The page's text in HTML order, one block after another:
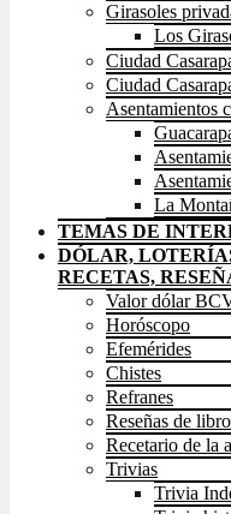
Girasoles
Los
Ciudad
Ciudad
Asentamientos
La
TEMAS DE
DÓLAR,
RECETAS,
Valor dólar
Horóscopo
Efemérides
Chistes
Refranes
Reseñas de
Recetario de la
Trivias
Trivia